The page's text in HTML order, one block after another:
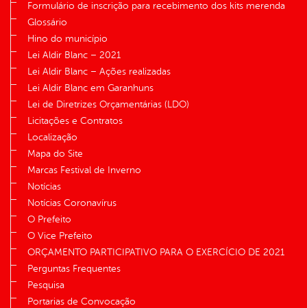
Formulário de inscrição para recebimento dos kits merenda
Glossário
Hino do município
Lei Aldir Blanc – 2021
Lei Aldir Blanc – Ações realizadas
Lei Aldir Blanc em Garanhuns
Lei de Diretrizes Orçamentárias (LDO)
Licitações e Contratos
Localização
Mapa do Site
Marcas Festival de Inverno
Notícias
Notícias Coronavírus
O Prefeito
O Vice Prefeito
ORÇAMENTO PARTICIPATIVO PARA O EXERCÍCIO DE 2021
Perguntas Frequentes
Pesquisa
Portarias de Convocação